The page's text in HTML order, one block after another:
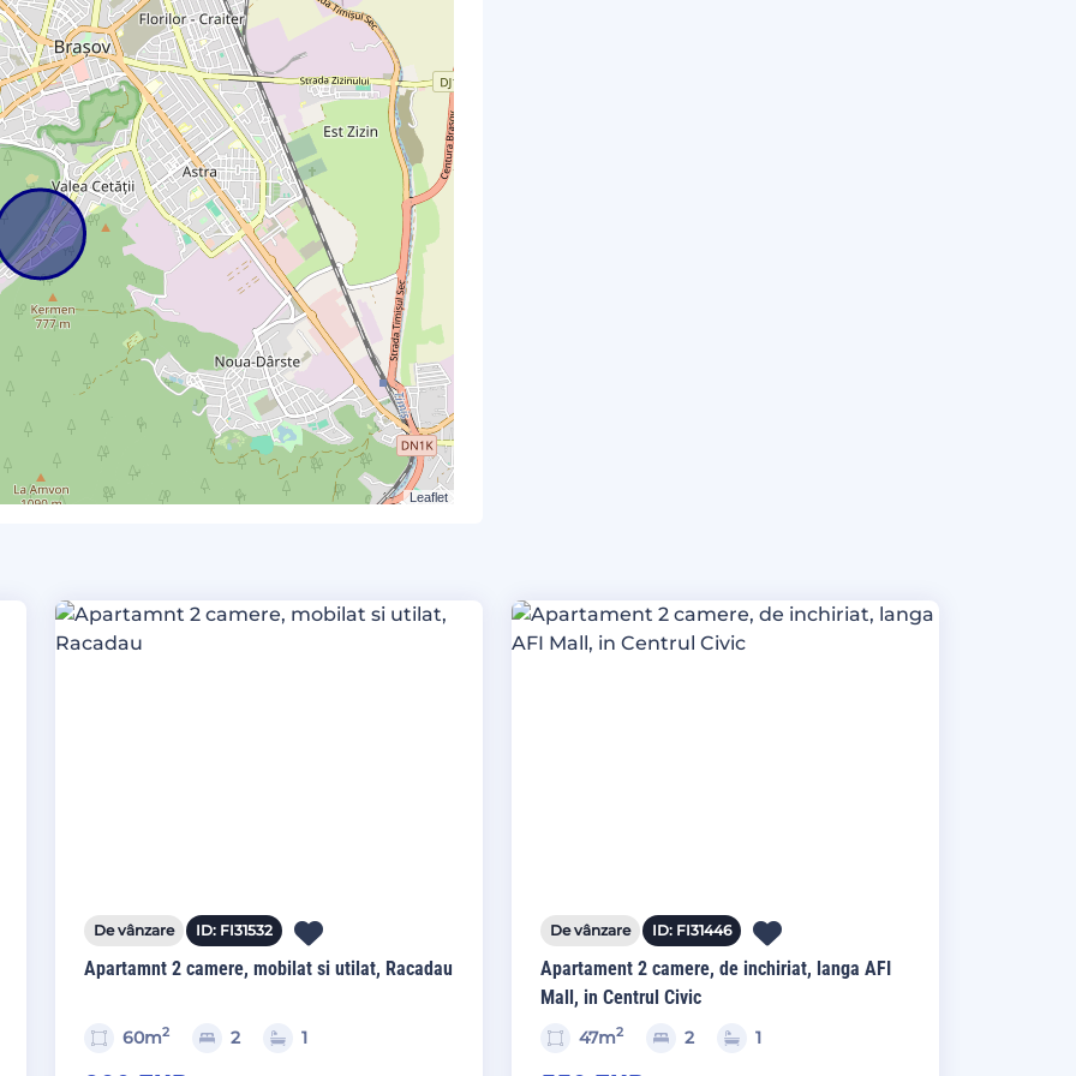
Leaflet
De vânzare ID: FI31532
Apartamnt 2 camere, mobilat si utilat, Racadau
60m2 2 1
De vânzare ID: FI31446
Apartament 2 camere, de inchiriat, langa AFI
Mall, in Centrul Civic
47m2 2 1